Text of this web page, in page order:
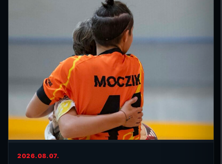
2026.08.07.